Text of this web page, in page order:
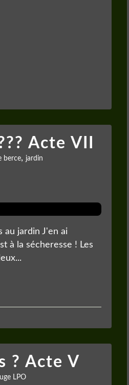
Acte VII
berce, jardin
au jardin J'en ai
à la sécheresse ! Les
? Acte V
LPO